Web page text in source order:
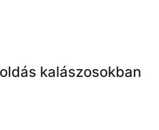
kalászosokban